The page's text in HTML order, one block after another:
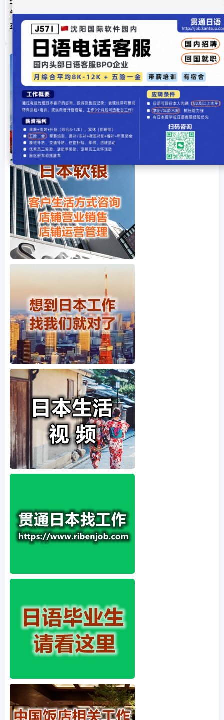
气
在日确诊侨胞：大使馆健康包带来暖心的精神支撑